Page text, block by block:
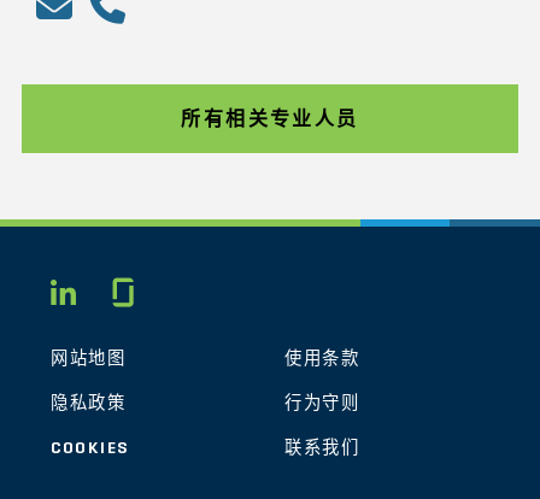
所有相关专业人员
LINKEDIN
网站地图 使用条款
隐私政策 行为守则
COOKIES 联系我们